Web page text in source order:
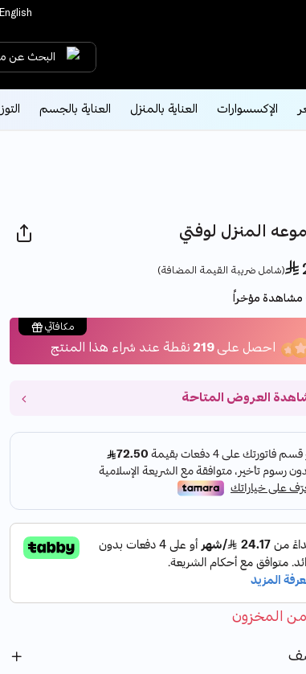
English
البحث عن
الإكسسوارات العناية بالمنزل العناية بالجسم
المنزل لوفتي
(شامل ضريبة القيمة المضافة)
مكافآتي
احصل على219نقطة عند شراء هذا المنتج
العروض المتاحة
المخزون